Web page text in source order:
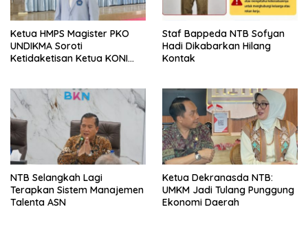
Ketua HMPS Magister PKO
UNDIKMA Soroti
Ketidaketisan Ketua KONI
Arena Kepentingan Sesaat
Staf Bappeda NTB Sofyan
Hadi Dikabarkan Hilang
Kontak
NTB Selangkah Lagi
Terapkan Sistem Manajemen
Talenta ASN
Ketua Dekranasda NTB:
UMKM Jadi Tulang Punggung
Ekonomi Daerah